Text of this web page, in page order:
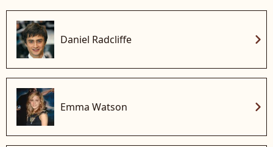
Daniel Radcliffe chevron_right
Emma Watson chevron_right